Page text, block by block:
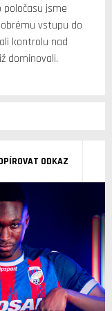
poločasu jsme
vstupu do
kontrolu nad
dominovali.
ODKAZ